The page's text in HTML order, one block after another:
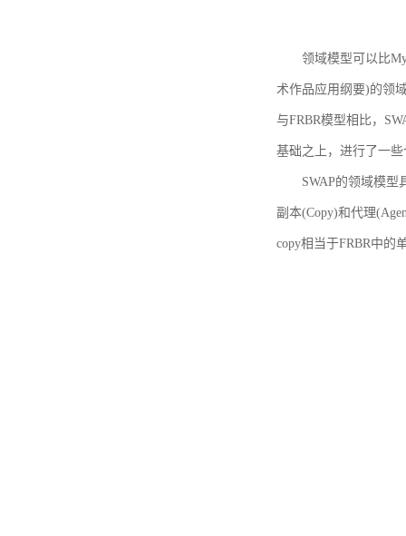
领域模型可以比
术作品应用纲要)的领
与FRBR模型相比，
基础之上，进行了一
SWAP的领域模型
副本(Copy)和代理
copy相当于FRBR中的